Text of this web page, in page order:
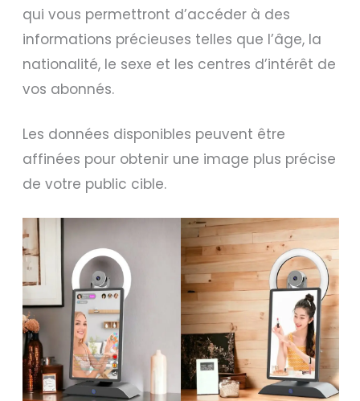
qui vous permettront d’accéder à des
informations précieuses telles que l’âge, la
nationalité, le sexe et les centres d’intérêt de
vos abonnés.
Les données disponibles peuvent être
affinées pour obtenir une image plus précise
de votre public cible.